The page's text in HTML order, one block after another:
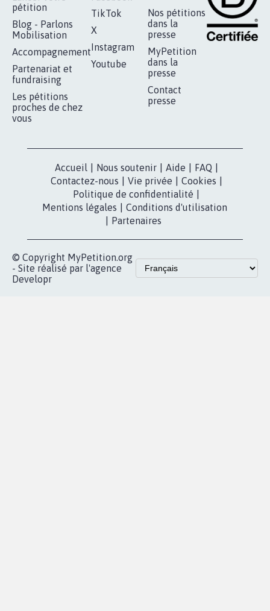
pétition
Blog - Parlons
Mobilisation
Accompagnement
Partenariat et
fundraising
Les pétitions
proches de chez
vous
TikTok
X
Instagram
Youtube
Nos pétitions
dans la
presse
MyPetition
dans la
presse
Contact
presse
Accueil Nous soutenir Aide FAQ
Contactez-nous
Vie privée Cookies
Politique de confidentialité
Mentions légales
Conditions d'utilisation
Partenaires
© Copyright MyPetition.org
- Site réalisé par l'agence
Developr